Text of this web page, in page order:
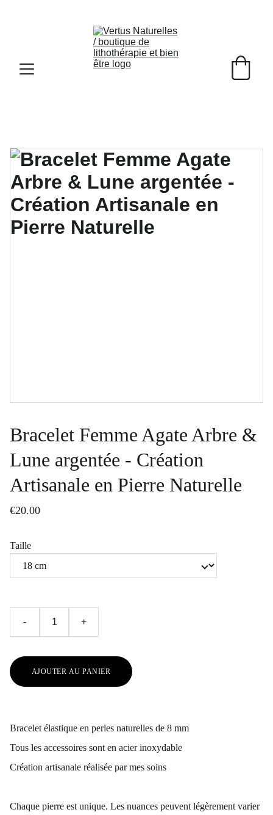
Bracelet Femme Agate Arbre &
Lune argentée - Création
Artisanale en Pierre Naturelle
€20.00
Taille
- +
AJOUTER AU PANIER
Bracelet élastique en perles naturelles de 8 mm
Tous les accessoires sont en acier inoxydable
Création artisanale réalisée par mes soins
Chaque pierre est unique. Les nuances peuvent légèrement varier